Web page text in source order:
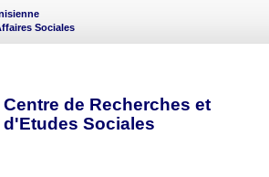
Sociales
Centre de Recherches et
d'Etudes Sociales